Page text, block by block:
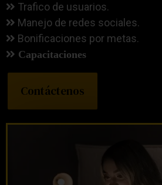
Trafico de usuarios.
Manejo de redes sociales.
Bonificaciones por metas.
Capacitaciones
Contáctenos